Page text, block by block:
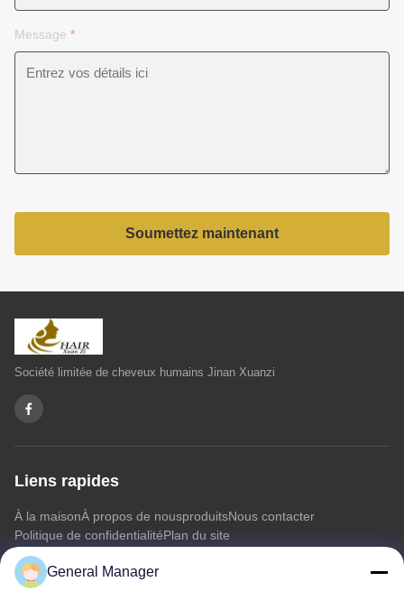
Message *
Soumettez maintenant
Société limitée de cheveux humains Jinan Xuanzi
Liens rapides
À la maisonÀ propos de nousproduitsNous contacter
Politique de confidentialitéPlan du site
General Manager